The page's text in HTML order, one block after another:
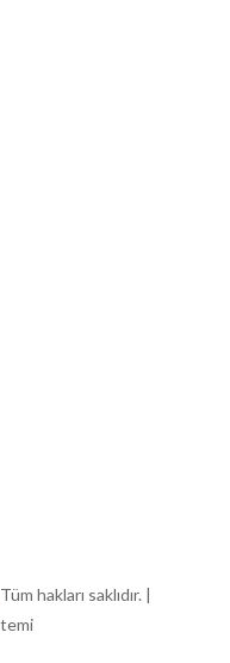
Tüm hakları saklıdır. |